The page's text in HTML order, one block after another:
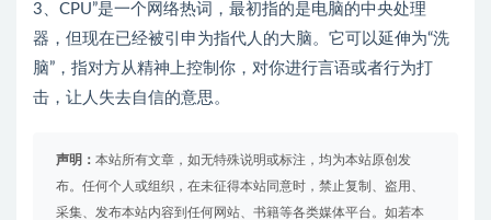
3、CPU”是一个网络热词，最初指的是电脑的中央处理
器，但现在已经被引申为指代人的大脑。它可以延伸为“洗
脑”，指对方从精神上控制你，对你进行言语或者行为打
击，让人失去自信的意思。
声明： 本站所有文章，如无特殊说明或标注，均为本站原创发
布。任何个人或组织，在未征得本站同意时，禁止复制、盗用、
采集、发布本站内容到任何网站、书籍等各类媒体平台。如若本